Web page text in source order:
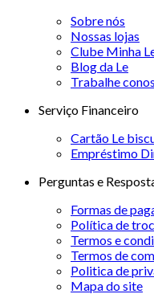
Sobre nós
Nossas lojas
Clube Minha
Blog da Le
Trabalhe
Serviço Financeiro
Cartão Le
Empréstimo
Perguntas e
Formas de
Política de
Termos e
Termos de
Politica de
Mapa do site